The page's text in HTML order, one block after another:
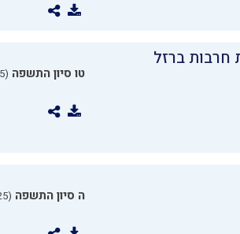
ברזל
טו סיון התשפה (11.06.2025)
ה סיון התשפה (01.06.2025)